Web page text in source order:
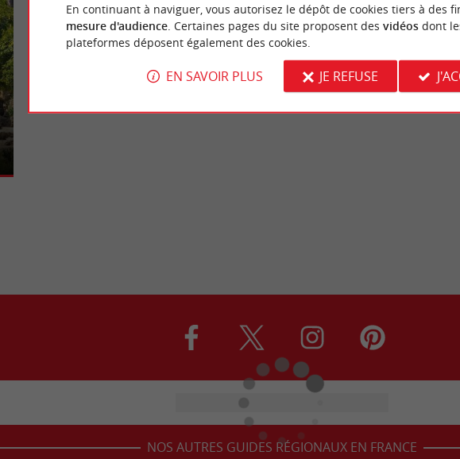
NOS AUTRES GUIDES RÉGIONAUX EN FRANCE
En continuant à naviguer, vous autorisez le dépôt de cookies tiers à des
mesure d'audience. Certaines pages du site proposent des vidéosdont
plateformes déposent également des cookies.
EN SAVOIR PLUS JE REFUSE